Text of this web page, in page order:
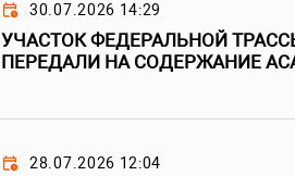
30.07.2026 14:29
УЧАСТОК ФЕДЕРАЛЬНОЙ
ПЕРЕДАЛИ НА СОДЕРЖАНИЕ
28.07.2026 12:04